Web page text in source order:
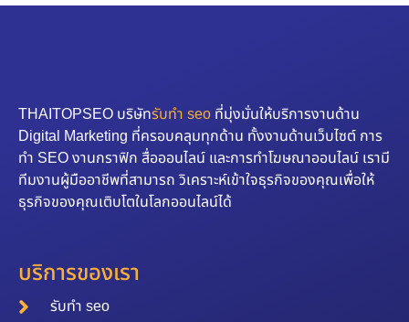
THAITOPSEO บริษัทรับทำ seo ที่มุ่งมั่นให้บริการงานด้าน
Digital Marketing ที่ครอบคลุมทุกด้าน ทั้งงานด้านเว็บไซต์ การ
ทำ SEO งานกราฟิก สื่อออนไลน์ และการทำโฆษณาออนไลน์ เรามี
ทีมงานผู้มืออาชีพที่สามารถ วิเคราะห์เข้าใจธุรกิจของคุณเพื่อให้
ธุรกิจของคุณเติบโตในโลกออนไลน์ได้
บริการของเรา
รับทำ seo